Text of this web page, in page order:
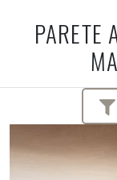
PARETE